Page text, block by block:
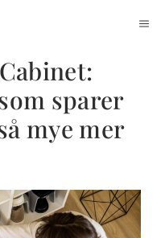
sparer
mye mer